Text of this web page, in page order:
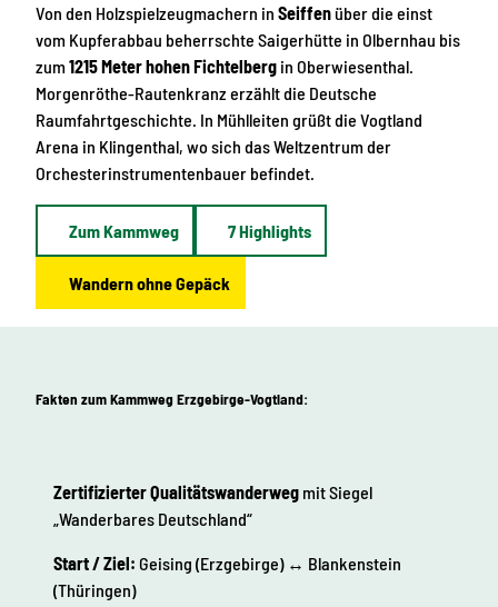
Von den Holzspielzeugmachern in Seiffenüber die einst
vom Kupferabbau beherrschte Saigerhütte in Olbernhau bis
zum 1215 Meter hohen Fichtelberg in Oberwiesenthal.
Morgenröthe-Rautenkranz erzählt die Deutsche
Raumfahrtgeschichte. In Mühlleiten grüßt die Vogtland
Arena in Klingenthal, wo sich das Weltzentrum der
Orchesterinstrumentenbauer befindet.
Zum Kammweg 7 Highlights
Wandern ohne Gepäck
Fakten zum Kammweg Erzgebirge-Vogtland:
Zertifizierter Qualitätswanderweg mit Siegel
„Wanderbares Deutschland“
Start / Ziel: Geising (Erzgebirge) ↔ Blankenstein
(Thüringen)